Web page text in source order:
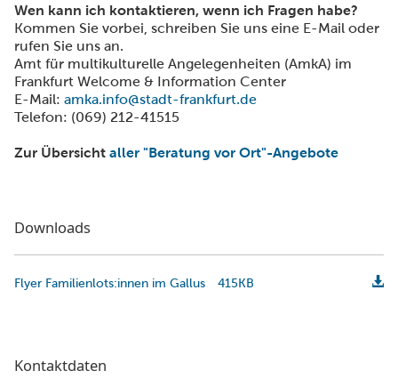
Wen kann ich kontaktieren, wenn ich Fragen habe?
Kommen Sie vorbei, schreiben Sie uns eine E-Mail oder
rufen Sie uns an.
Amt für multikulturelle Angelegenheiten (AmkA) im
Frankfurt Welcome & Information Center
E-Mail: amka.info@stadt-frankfurt.de
Telefon: (069) 212-41515
Zur Übersicht aller "Beratung vor Ort"-Angebote
Downloads
Flyer Familienlots:innen im Gallus 415KB
Kontaktdaten